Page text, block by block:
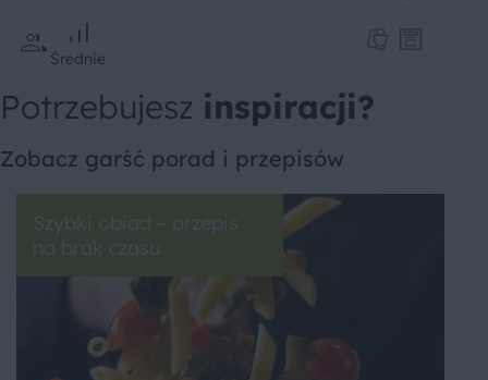
Średnie
Potrzebujesz inspiracji?
Zobacz garść porad i przepisów
Szybki obiad – przepis
na brak czasu